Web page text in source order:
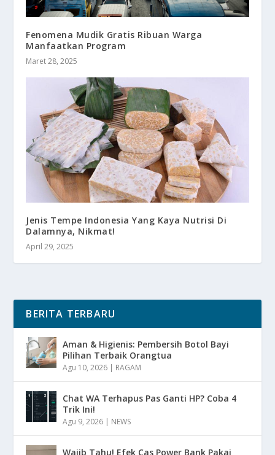
Fenomena Mudik Gratis Ribuan Warga
Manfaatkan Program
Maret 28, 2025
Jenis Tempe Indonesia Yang Kaya Nutrisi Di
Dalamnya, Nikmat!
April 29, 2025
BERITA TERBARU
Aman & Higienis: Pembersih Botol Bayi
Pilihan Terbaik Orangtua
Agu 10, 2026 | RAGAM
Chat WA Terhapus Pas Ganti HP? Coba 4
Trik Ini!
Agu 9, 2026 | NEWS
Wajib Tahu! Efek Cas Power Bank Pakai